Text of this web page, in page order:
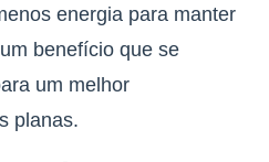
energia para manter
benefício que se
um melhor
planas.